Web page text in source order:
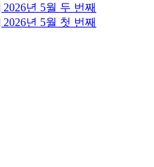
리
고
년 5월 두 번째
년 5월 첫 번째